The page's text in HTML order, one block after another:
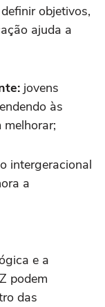
definir objetivos,
ajuda a
jovens
às
intergeracional
a
e a
podem
das